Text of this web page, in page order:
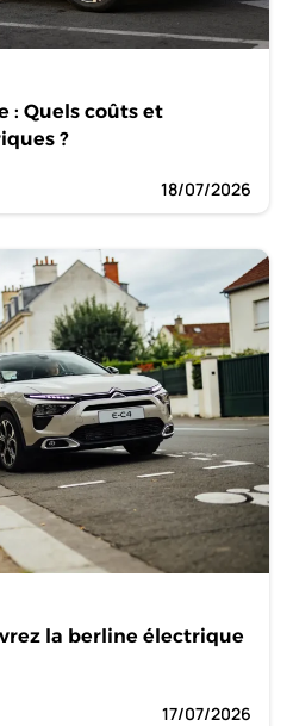
: Quels coûts et
?
18/07/2026
la berline électrique
17/07/2026